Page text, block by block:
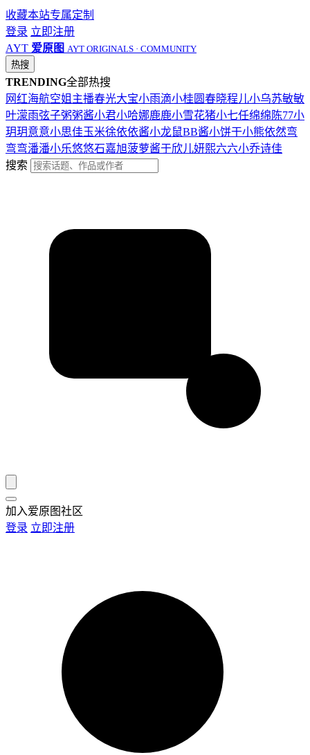
收藏本站专属定制
登录 立即注册
AYT 爱原图 AYT ORIGINALS · COMMUNITY
热搜
TRENDING全部热搜
网红海航空姐 主播春光大宝小雨滴小桂圆春晓程儿小乌苏敏敏
叶濛雨弦子粥粥酱小君小哈娜鹿鹿小雪花猪小七任绵绵 陈77小
玥玥意意小思佳玉米徐依依酱小龙鼠BB酱小饼干小熊依然弯
弯弯潘潘小乐悠悠石嘉旭菠萝酱于欣儿妍熙六六小乔诗佳
搜索
加入爱原图社区
登录 立即注册